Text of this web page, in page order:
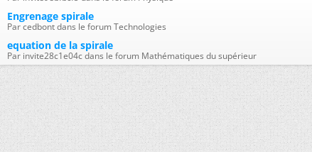
Engrenage spirale
Par cedbont dans le forum Technologies
equation de la spirale
Par invite28c1e04c dans le forum Mathématiques du supérieur